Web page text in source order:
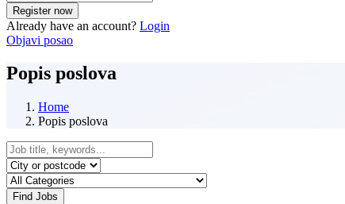
Already have an account? Login
Objavi posao
Popis poslova
Home
Popis poslova
Find Jobs